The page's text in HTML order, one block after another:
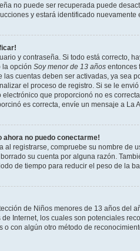
no puede ser recuperada puede
y estará identificado nuevamente
y contraseña. Si todo está correcto,
la opción Soy menor de 13 años entonces
las cuentas deben ser activadas, ya sea
el proceso de registro. Si se le
que proporcionó no es
es correcta, envíe un mensaje a La
ahora no puedo conectarme!
al registrarse, compruebe su nombre de
su cuenta por alguna razón.
de tiempo para reducir el peso de la
de Niños menores de 13 años del
Internet, los cuales son potenciales
o con algún otro método de